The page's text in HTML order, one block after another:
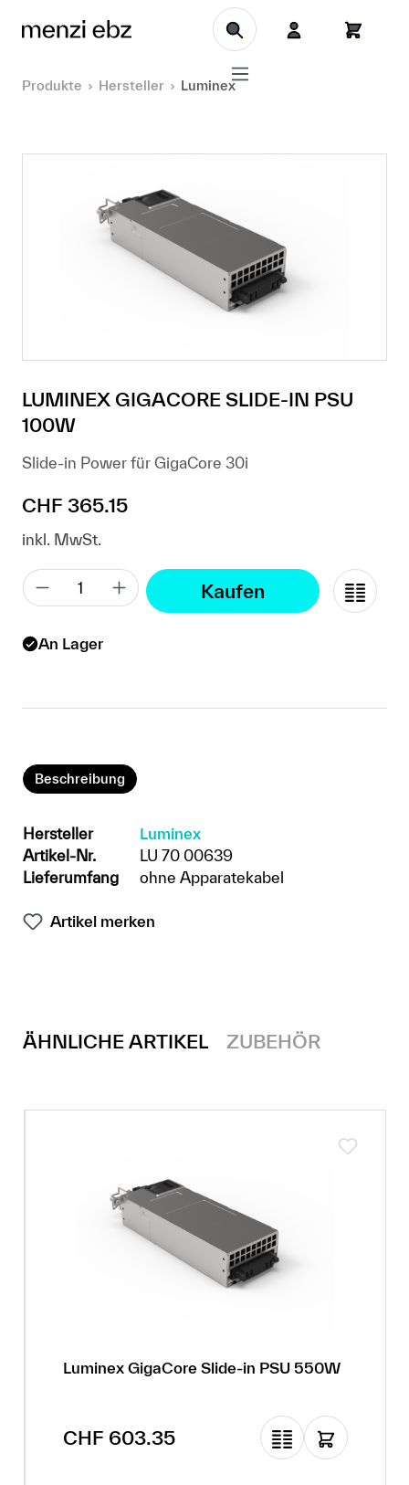
Zum Hauptinhalt springen
Produkte Hersteller Luminex
LUMINEX GIGACORE SLIDE-IN PSU
100W
Slide-in Power für GigaCore 30i
Regulärer Preis:
CHF 365.15
inkl. MwSt.
Kaufen
An Lager
Beschreibung
Hersteller
Luminex
Artikel-Nr.
LU 70 00639
Lieferumfang
ohne Apparatekabel
Artikel merken
ÄHNLICHE ARTIKEL ZUBEHÖR
Luminex GigaCore Slide-in PSU 550W
Regulärer Preis:
CHF 603.35